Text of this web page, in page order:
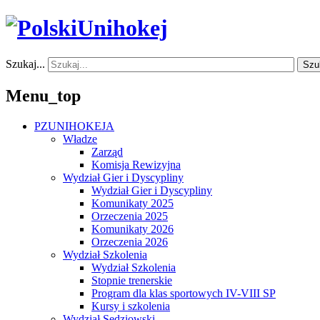
Szukaj...
Menu_top
PZUNIHOKEJA
Władze
Zarząd
Komisja Rewizyjna
Wydział Gier i Dyscypliny
Wydział Gier i Dyscypliny
Komunikaty 2025
Orzeczenia 2025
Komunikaty 2026
Orzeczenia 2026
Wydział Szkolenia
Wydział Szkolenia
Stopnie trenerskie
Program dla klas sportowych IV-VIII SP
Kursy i szkolenia